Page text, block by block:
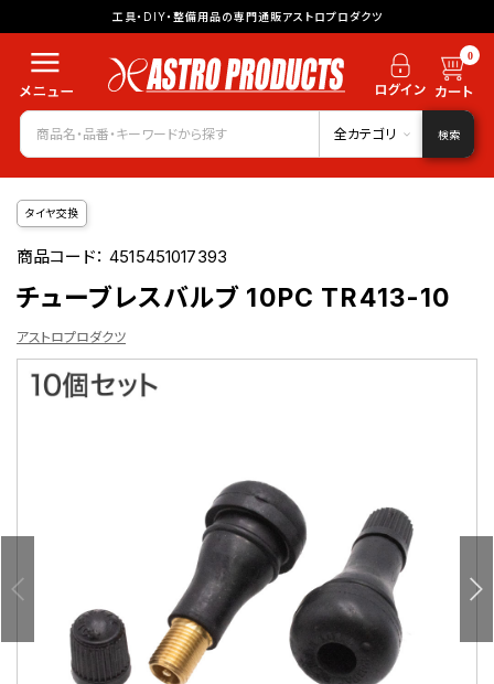
工具・DIY・整備用品の専門通販アストロプロダクツ
0
全カテゴリ 検索
タイヤ交換
商品コード：4515451017393
チューブレスバルブ 10PC TR413-10
アストロプロダクツ